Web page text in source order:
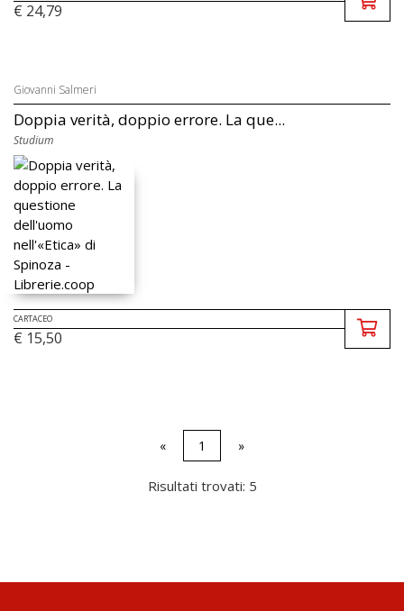
€ 24,79
Giovanni Salmeri
Doppia verità, doppio errore. La que...
Studium
CARTACEO
€ 15,50
« 1 »
Risultati trovati: 5